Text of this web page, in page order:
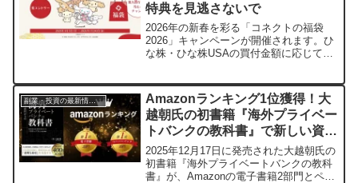
特典を見逃さないで
2026年の新春を彩る「コネクトの福袋
2026」キャンペーンが開催されます。ひ
な株・ひな株USAの買付金額に応じて、
ロール」のオリジナルグッズなど、選べ
る豪華な福袋がもらえます。最大8万円相
当の福袋が当たるチャンスも！新しい年
の投資を始めるなら、このお得なキャン
ペーンをぜひ活用してみましょう。
副業・投資の最新情報まとめ
Amazonランキング1位獲得！大
越朝氏の初書籍『海外プライベー
トバンクの教科書』で新しい資産
形成の扉を開こう
2025年12月17日に発売された大越朝氏の
初書籍『海外プライベートバンクの教科
書』が、Amazonの電子書籍2部門とペー